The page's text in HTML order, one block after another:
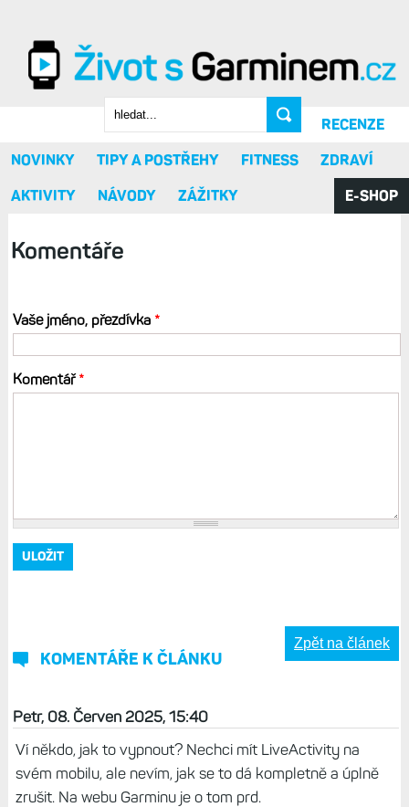
Vyhledávání
RECENZE
NOVINKY TIPY A POSTŘEHY FITNESS ZDRAVÍ
AKTIVITY NÁVODY ZÁŽITKY E-SHOP
Komentáře
Vaše jméno, přezdívka *
Komentář*
KOMENTÁŘE K ČLÁNKU
Zpět na článek
Petr, 08. Červen 2025, 15:40
Ví někdo, jak to vypnout? Nechci mít LiveActivity na
svém mobilu, ale nevím, jak se to dá kompletně a úplně
zrušit. Na webu Garminu je o tom prd.